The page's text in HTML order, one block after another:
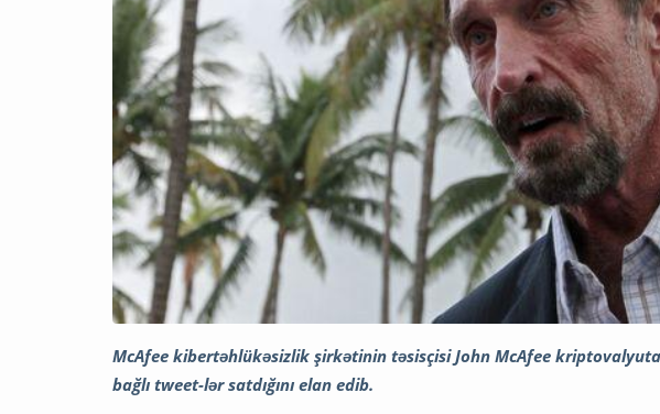
McAfee kibertəhlükəsizlik şirkətinin təsisçisi John McAfee
bağlı tweet-lər satdığını elan edib.